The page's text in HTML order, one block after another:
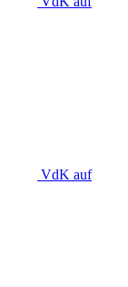
VdK auf